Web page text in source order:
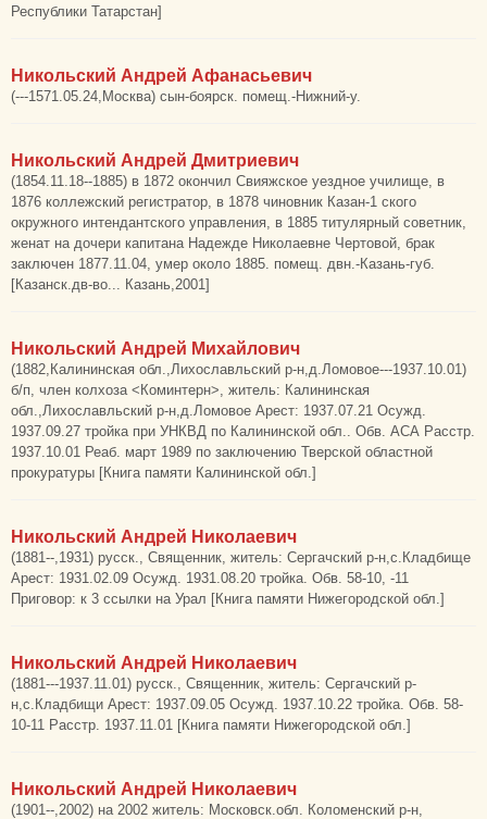
Республики Татарстан]
Никольский Андрей Афанасьевич
(---1571.05.24,Москва) сын-боярск. помещ.-Нижний-у.
Никольский Андрей Дмитриевич
(1854.11.18--1885) в 1872 окончил Свияжское уездное училище, в
1876 коллежский регистратор, в 1878 чиновник Казан-1 ского
окружного интендантского управления, в 1885 титулярный советник,
женат на дочери капитана Надежде Николаевне Чертовой, брак
заключен 1877.11.04, умер около 1885. помещ. двн.-Казань-губ.
[Казанск.дв-во... Казань,2001]
Никольский Андрей Михайлович
(1882,Калининская обл.,Лихославльский р-н,д.Ломовое---1937.10.01)
б/п, член колхоза <Коминтерн>, житель: Калининская
обл.,Лихославльский р-н,д.Ломовое Арест: 1937.07.21 Осужд.
1937.09.27 тройка при УНКВД по Калининской обл.. Обв. АСА Расстр.
1937.10.01 Реаб. март 1989 по заключению Тверской областной
прокуратуры [Книга памяти Калининской обл.]
Никольский Андрей Николаевич
(1881--,1931) русск., Священник, житель: Сергачский р-н,с.Кладбище
Арест: 1931.02.09 Осужд. 1931.08.20 тройка. Обв. 58-10, -11
Приговор: к 3 ссылки на Урал [Книга памяти Нижегородской обл.]
Никольский Андрей Николаевич
(1881---1937.11.01) русск., Священник, житель: Сергачский р-
н,с.Кладбищи Арест: 1937.09.05 Осужд. 1937.10.22 тройка. Обв. 58-
10-11 Расстр. 1937.11.01 [Книга памяти Нижегородской обл.]
Никольский Андрей Николаевич
(1901--,2002) на 2002 житель: Московск.обл. Коломенский р-н,